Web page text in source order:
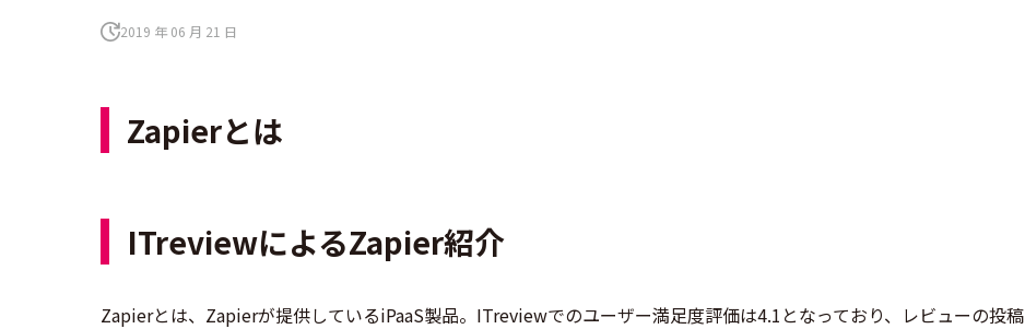
2019 年 06 月 21 日
Zapierとは
ITreviewによるZapier紹介
Zapierとは、Zapierが提供しているiPaaS製品。ITreviewでのユーザー満足度評価は4.1となっており、レビューの投稿